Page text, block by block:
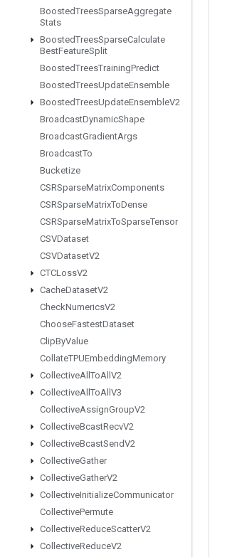
BoostedTreesSparseAggregate
Stats
BoostedTreesSparseCalculate
BestFeatureSplit
BoostedTreesTrainingPredict
BoostedTreesUpdateEnsemble
BoostedTreesUpdateEnsembleV2
BroadcastDynamicShape
BroadcastGradientArgs
BroadcastTo
Bucketize
CSRSparseMatrixComponents
CSRSparseMatrixToDense
CSRSparseMatrixToSparseTensor
CSVDataset
CSVDatasetV2
CTCLossV2
CacheDatasetV2
CheckNumericsV2
ChooseFastestDataset
ClipByValue
CollateTPUEmbeddingMemory
CollectiveAll ToAll V2
CollectiveAll ToAll V3
CollectiveAssignGroupV2
CollectiveBcastRecvV2
CollectiveBcastSendV2
CollectiveGather
CollectiveGatherV2
CollectiveInitializeCommunicator
CollectivePermute
CollectiveReduceScatterV2
CollectiveReduceV2